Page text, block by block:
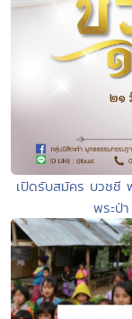
เปิดรับสมัคร บวชชี
พระป่